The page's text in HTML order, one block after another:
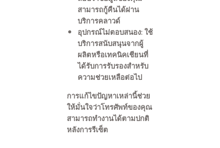
สามารถกู้คืนได้ผ่าน
บริการคลาวด์
อุปกรณ์ไม่ตอบสนอง: ใช้
บริการสนับสนุนจากผู้
ผลิตหรือเทคนิคเชียนที่
ได้รับการรับรองสำหรับ
ความช่วยเหลือต่อไป
การแก้ไขปัญหาเหล่านี้ช่วย
ให้มั่นใจว่าโทรศัพท์ของคุณ
สามารถทำงานได้ตามปกติ
หลังการรีเซ็ต